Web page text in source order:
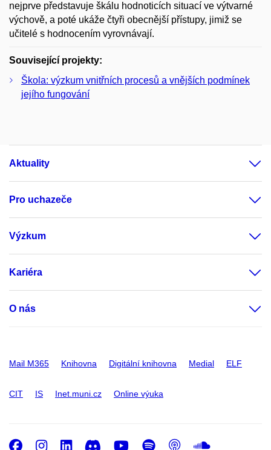
nejprve představuje škálu hodnoticích situací ve výtvarné
výchově, a poté ukáže čtyři obecnější přístupy, jimiž se
učitelé s hodnocením vyrovnávají.
Související projekty:
Škola: výzkum vnitřních procesů a vnějších podmínek
jejího fungování
Aktuality
Pro uchazeče
Výzkum
Kariéra
O nás
Mail M365 Knihovna Digitální knihovna Medial ELF
CIT IS Inet.muni.cz Online výuka
Facebook
Instagram
LinkedIn
DiscordYoutube
Spotify
Podcast